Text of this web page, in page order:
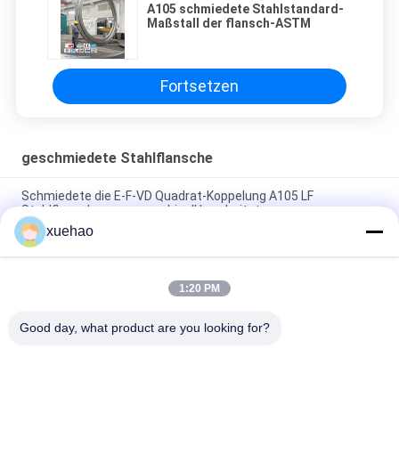
A105 schmiedete Stahlstandard-
Maßstall der flansch-ASTM
Fortsetzen
geschmiedete Stahlflansche
Schmiedete die E-F-VD Quadrat-Koppelung A105 LF
Stahlflansch-raues maschinell bearbeitet
Edelstahl A105 16Mn schmiedete Flansch-hohe Präzisions-
Wärmebehandlung
Rauer maschinell bearbeiteter geschmiedeter Stahl flanscht
xuehao
1:20 PM
Good day, what product are you looking for?